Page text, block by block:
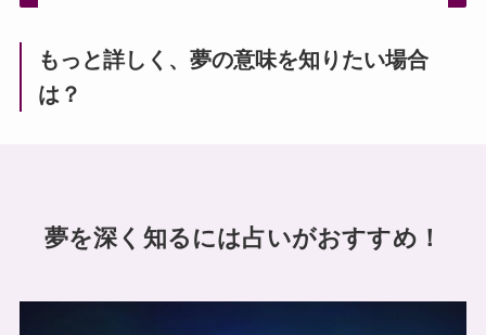
もっと詳しく、夢の意味を知りたい場合
は？
夢を深く知るには占いがおすすめ！